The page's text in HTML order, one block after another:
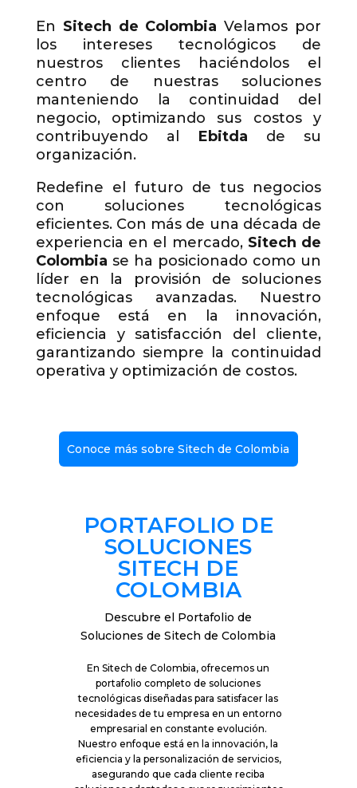
En Sitech de Colombia Velamos por
los intereses tecnológicos de
nuestros clientes haciéndolos el
centro de nuestras soluciones
manteniendo la continuidad del
negocio, optimizando sus costos y
contribuyendo al Ebitda de su
organización.
Redefine el futuro de tus negocios
con soluciones tecnológicas
eficientes. Con más de una década de
experiencia en el mercado, Sitech de
Colombia se ha posicionado como un
líder en la provisión de soluciones
tecnológicas avanzadas. Nuestro
enfoque está en la innovación,
eficiencia y satisfacción del cliente,
garantizando siempre la continuidad
operativa y optimización de costos.
Conoce más sobre Sitech de Colombia
PORTAFOLIO DE
SOLUCIONES
SITECH DE
COLOMBIA
Descubre el Portafolio de
Soluciones de Sitech de Colombia
En Sitech de Colombia, ofrecemos un
portafolio completo de soluciones
tecnológicas diseñadas para satisfacer las
necesidades de tu empresa en un entorno
empresarial en constante evolución.
Nuestro enfoque está en la innovación, la
eficiencia y la personalización de servicios,
asegurando que cada cliente reciba